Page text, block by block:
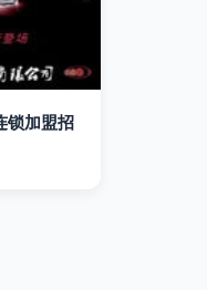
锁加盟招